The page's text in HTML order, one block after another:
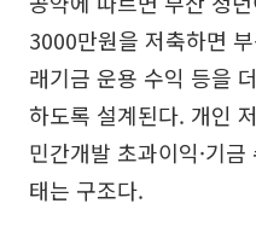
3000만원을 저축하면
래기금 운용 수익 등을
하도록 설계된다. 개인
민간개발 초과이익·기
태는 구조다.